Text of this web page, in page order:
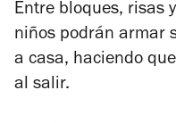
Entre bloques, risas
niños podrán armar
a casa, haciendo
al salir.